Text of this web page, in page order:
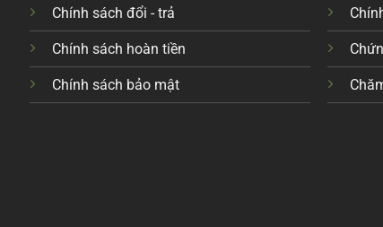
Chính sách đổi - trả
Chính sách hoàn tiền
Chính sách bảo mật